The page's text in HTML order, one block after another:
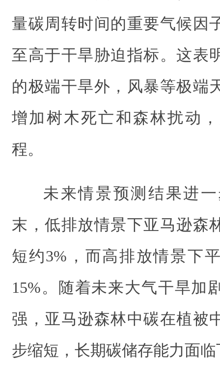
量碳周转时间的重要气候因
至高于干旱胁迫指标。这表
的极端干旱外，风暴等极端
增加树木死亡和森林扰动
程。
未来情景预测结果进
末，低排放情景下亚马逊森
短约3%，而高排放情景下
15%。随着未来大气干旱加
强，亚马逊森林中碳在植被
步缩短，长期碳储存能力面